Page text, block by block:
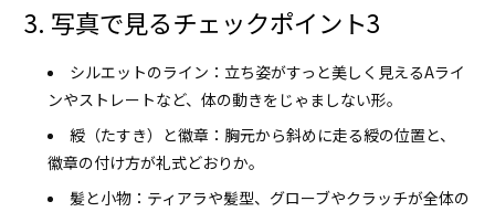
3. 写真で見るチェックポイント3
シルエットのライン：立ち姿がすっと美しく見えるAライ
ンやストレートなど、体の動きをじゃましない形。
綬（たすき）と徽章：胸元から斜めに走る綬の位置と、
徽章の付け方が礼式どおりか。
髪と小物：ティアラや髪型、グローブやクラッチが全体の